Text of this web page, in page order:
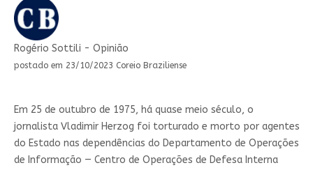
Rogério Sottili - Opinião
postado em 23/10/2023 Coreio Braziliense
Em 25 de outubro de 1975, há quase meio século, o
jornalista Vladimir Herzog foi torturado e morto por agentes
do Estado nas dependências do Departamento de Operações
de Informação — Centro de Operações de Defesa Interna